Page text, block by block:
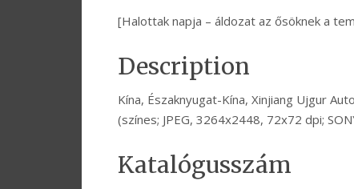
[Halottak napja – áldozat az ősöknek a
Description
Kína, Északnyugat-Kína, Xinjiang Ujgur
(színes; JPEG, 3264x2448, 72x72 dpi;
Katalógusszám